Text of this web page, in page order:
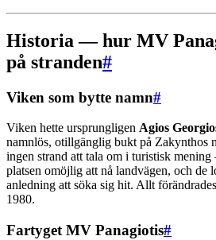
Historia — hur MV
på stranden#
Viken som bytte namn#
Viken hette ursprungligen Agios
namnlös, otillgänglig bukt på Zakynthos
ingen strand att tala om i turistisk
platsen omöjlig att nå landvägen, och de
anledning att söka sig hit. Allt
1980.
Fartyget MV Panagiotis#